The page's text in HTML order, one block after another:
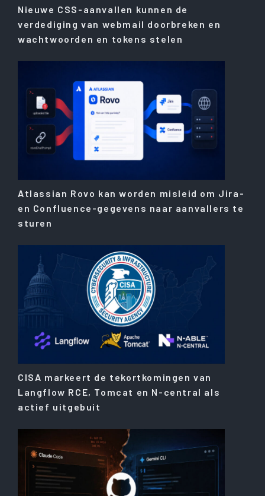
Nieuwe CSS-aanvallen kunnen de
verdediging van webmail doorbreken en
wachtwoorden en tokens stelen
Atlassian Rovo kan worden misleid om Jira-
en Confluence-gegevens naar aanvallers te
sturen
CISA markeert de tekortkomingen van
Langflow RCE, Tomcat en N-central als
actief uitgebuit